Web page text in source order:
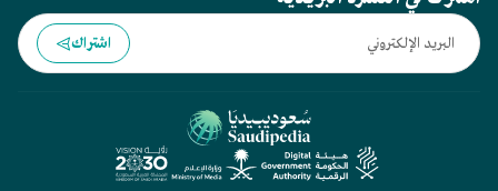
اشتراك